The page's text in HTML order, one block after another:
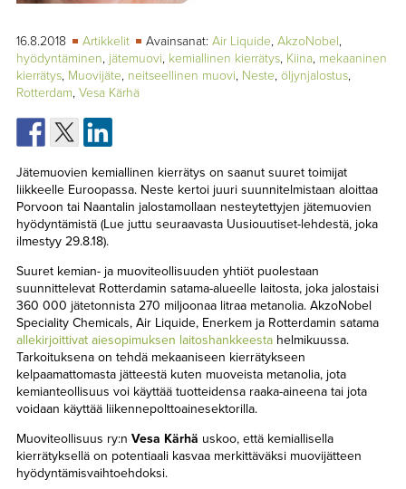
TAPAHTUMAT
YHTEYSTIEDOT
16.8.2018 Artikkelit Avainsanat: Air Liquide, AkzoNobel,
hyödyntäminen, jätemuovi, kemiallinen kierrätys, Kiina, mekaaninen
kierrätys, Muovijäte, neitseellinen muovi, Neste, öljynjalostus,
Rotterdam, Vesa Kärhä
Jätemuovien kemiallinen kierrätys on saanut suuret toimijat
liikkeelle Euroopassa. Neste kertoi juuri suunnitelmistaan aloittaa
Porvoon tai Naantalin jalostamollaan nesteytettyjen jätemuovien
hyödyntämistä (Lue juttu seuraavasta Uusiouutiset-lehdestä, joka
ilmestyy 29.8.18).
Suuret kemian- ja muoviteollisuuden yhtiöt puolestaan
suunnittelevat Rotterdamin satama-alueelle laitosta, joka jalostaisi
360 000 jätetonnista 270 miljoonaa litraa metanolia. AkzoNobel
Speciality Chemicals, Air Liquide, Enerkem ja Rotterdamin satama
allekirjoittivat aiesopimuksen laitoshankkeestahelmikuussa.
Tarkoituksena on tehdä mekaaniseen kierrätykseen
kelpaamattomasta jätteestä kuten muoveista metanolia, jota
kemianteollisuus voi käyttää tuotteidensa raaka-aineena tai jota
voidaan käyttää liikennepolttoainesektorilla.
Muoviteollisuus ry:n Vesa Kärhä uskoo, että kemiallisella
kierrätyksellä on potentiaali kasvaa merkittäväksi muovijätteen
hyödyntämisvaihtoehdoksi.